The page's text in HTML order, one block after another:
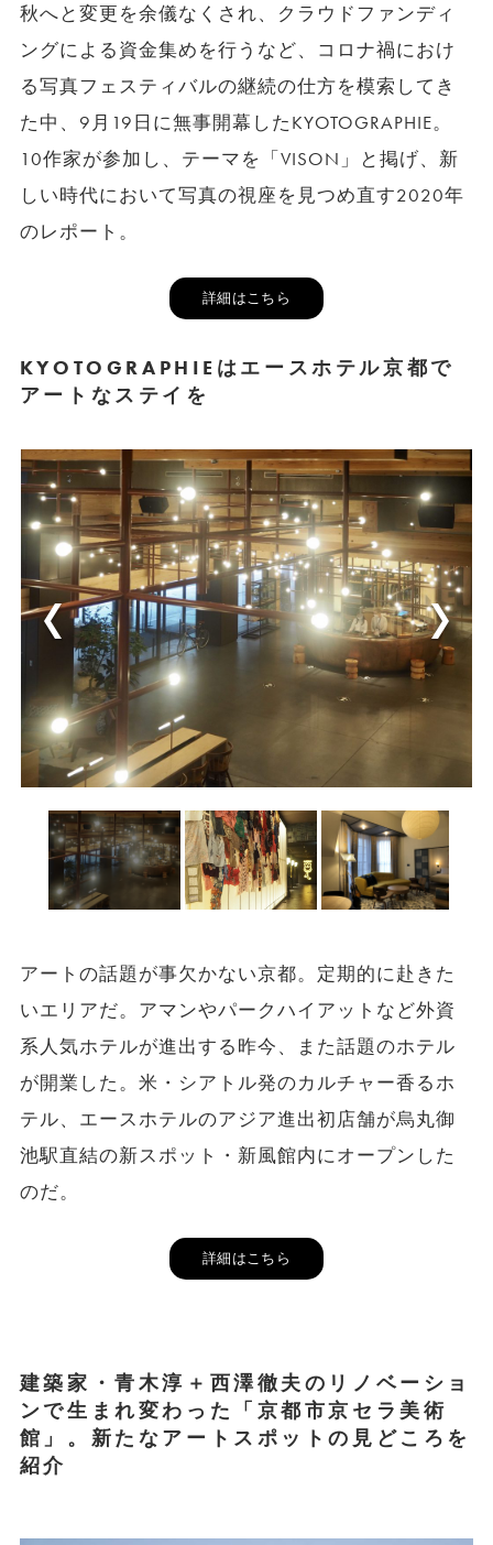
秋へと変更を余儀なくされ、クラウドファンディ
ングによる資金集めを行うなど、コロナ禍におけ
る写真フェスティバルの継続の仕方を模索してき
た中、9月19日に無事開幕したKYOTOGRAPHIE。
10作家が参加し、テーマを「VISON」と掲げ、新
しい時代において写真の視座を見つめ直す2020年
のレポート。
詳細はこちら
KYOTOGRAPHIEはエースホテル京都で
アートなステイを
アートの話題が事欠かない京都。定期的に赴きた
いエリアだ。アマンやパークハイアットなど外資
系人気ホテルが進出する昨今、また話題のホテル
が開業した。米・シアトル発のカルチャー香るホ
テル、エースホテルのアジア進出初店舗が烏丸御
池駅直結の新スポット・新風館内にオープンした
のだ。
詳細はこちら
建築家・青木淳＋西澤徹夫のリノベーショ
ンで生まれ変わった「京都市京セラ美術
館」。新たなアートスポットの見どころを
紹介